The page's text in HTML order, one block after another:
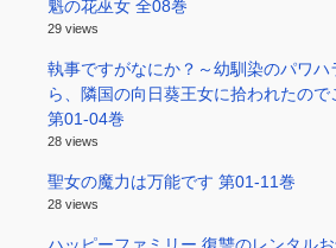
魁の花巫女 全08巻
29 views
執事ですがなにか？～幼馴染のパワハ
ら、隣国の向日葵王女に拾われたので
第01-04巻
28 views
聖女の魔力は万能です 第01-11巻
28 views
ハッピーファミリー 復讐のレンタル